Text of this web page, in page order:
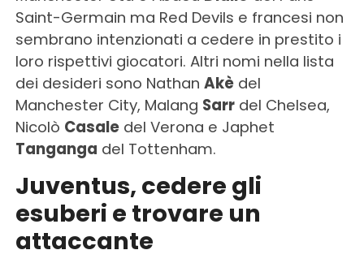
Saint-Germain ma Red Devils e francesi non
sembrano intenzionati a cedere in prestito i
loro rispettivi giocatori. Altri nomi nella lista
dei desideri sono Nathan Akèdel
Manchester City, Malang Sarrdel Chelsea,
Nicolò Casaledel Verona e Japhet
Tanganga del Tottenham.
Juventus, cedere gli
esuberi e trovare un
attaccante